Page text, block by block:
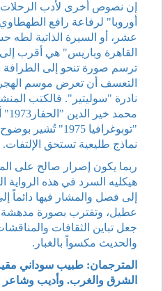
إن نصوص أخرى لأدب
أوروبا" لرفاعة رافع
عشر، أو السيرة الذاتية
القاهرة وباريس" هي أقرب إلى
ترسم صورة تنحو إلى الطرافة
التعسف أن تعرض موسم
نادرة "سوليتير". فالكتب
"توبوغرافيا 1975"
نماذج طليعية تستحق الإلتفات.
ربما يكون إصرار صالح على
هيكليه السرد في هذه
إلى فصل والمشار فيها دائماً
عطيل، وتقترب بصورة
جعل تباين الثقافات
والحديث مكسواً بالغبار.
المترجمان: طبيب سوداني
الشرق والغرب. وأديب